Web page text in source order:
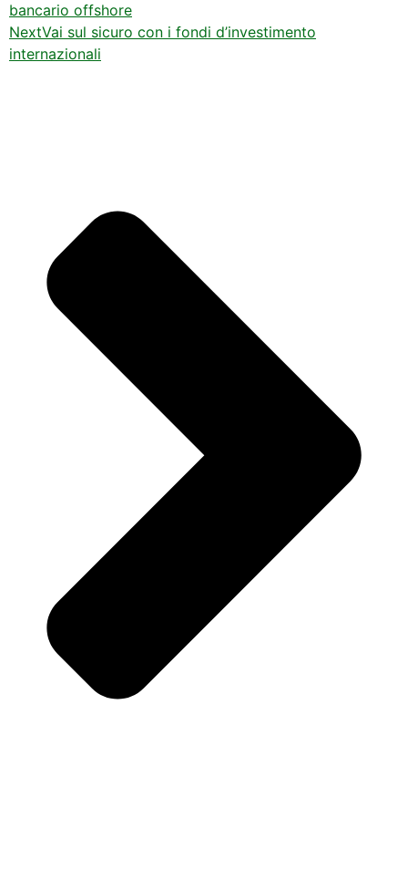
bancario offshore
NextVai sul sicuro con i fondi d’investimento
internazionali